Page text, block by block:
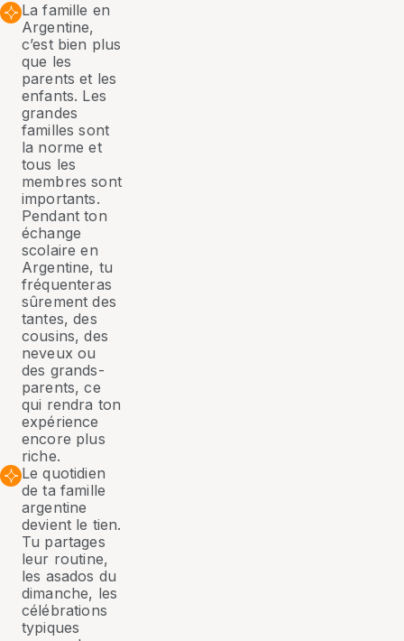
La famille en
Argentine,
c’est bien plus
que les
parents et les
enfants. Les
grandes
familles sont
la norme et
tous les
membres sont
importants.
Pendant ton
échange
scolaire en
Argentine, tu
fréquenteras
sûrement des
tantes, des
cousins, des
neveux ou
des grands-
parents, ce
qui rendra ton
expérience
encore plus
riche.
Le quotidien
de ta famille
argentine
devient le tien.
Tu partages
leur routine,
les asados du
dimanche, les
célébrations
typiques